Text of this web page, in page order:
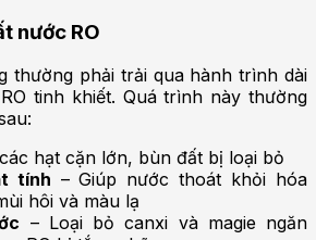
nước RO
thường phải trải qua hành trình dài
tinh khiết. Quá trình này thường
hạt cặn lớn, bùn đất bị loại bỏ
tính – Giúp nước thoát khỏi hóa
hôi và màu lạ
– Loại bỏ canxi và magie ngăn